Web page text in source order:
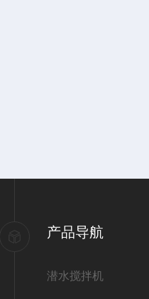
产品导航
潜水搅拌机